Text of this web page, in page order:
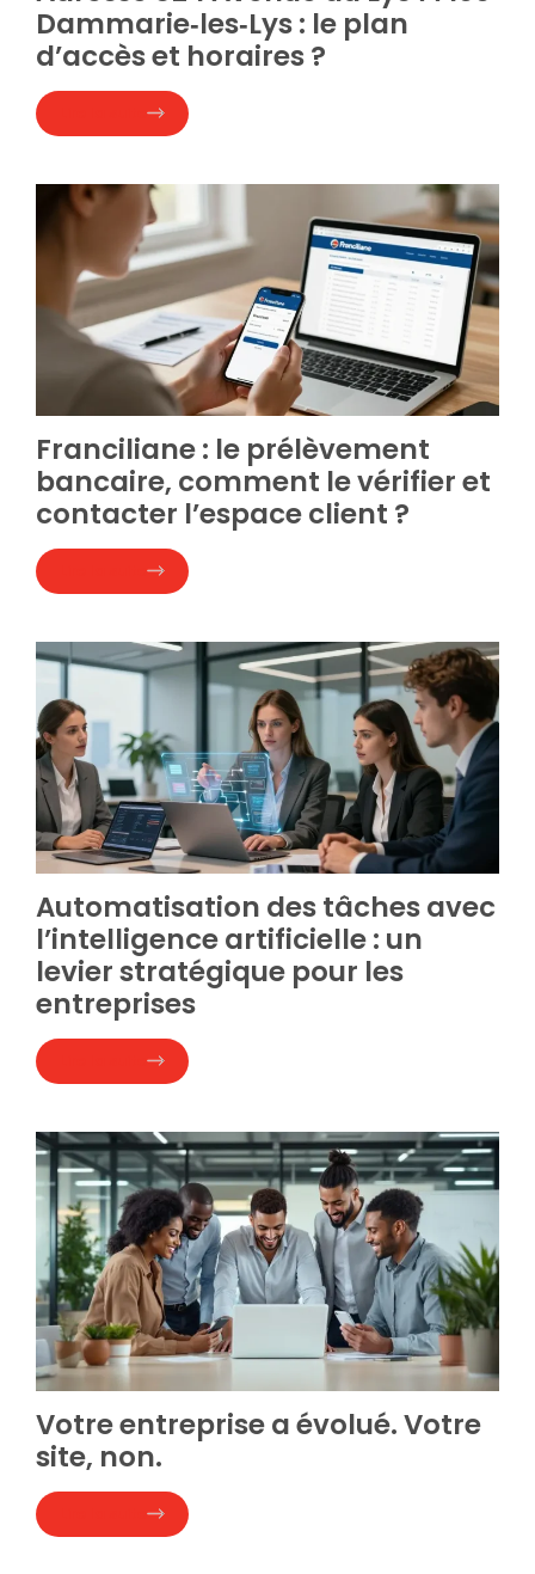
Dammarie‑les‑Lys : le plan
d’accès et horaires ?
Franciliane : le prélèvement
bancaire, comment le vérifier et
contacter l’espace client ?
Automatisation des tâches avec
l’intelligence artificielle : un
levier stratégique pour les
entreprises
Votre entreprise a évolué. Votre
site, non.